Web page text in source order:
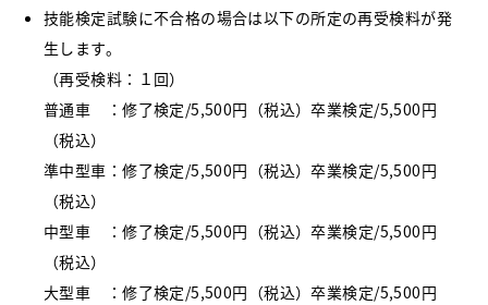
技能検定試験に不合格の場合は以下の所定の再受検料が発
生します。
（再受検料：１回）
普通車 ：修了検定/5,500円（税込）卒業検定/5,500円
（税込）
準中型車：修了検定/5,500円（税込）卒業検定/5,500円
（税込）
中型車 ：修了検定/5,500円（税込）卒業検定/5,500円
（税込）
大型車 ：修了検定/5,500円（税込）卒業検定/5,500円